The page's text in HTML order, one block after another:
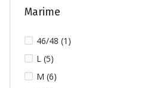
Marime
46/48 (1)
L (5)
M (6)